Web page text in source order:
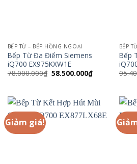
BẾP TỪ – BẾP HỒNG NGOẠI
Bếp Từ Đa Điểm Siemens
iQ700 EX975KXW1E
78.000.000₫ Giá
gốc
58.500.000₫Giá
hiện
58.500.000₫.
BẾP
Bếp
Giảm giá!